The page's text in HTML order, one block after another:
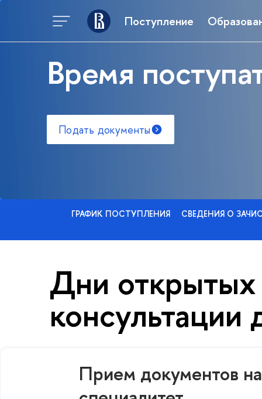
Поступление
Время
Подать документы
ГРАФИК ПОСТУПЛЕНИЯ СВЕДЕНИЯ О
Дни открытых
консультации
Прием документов